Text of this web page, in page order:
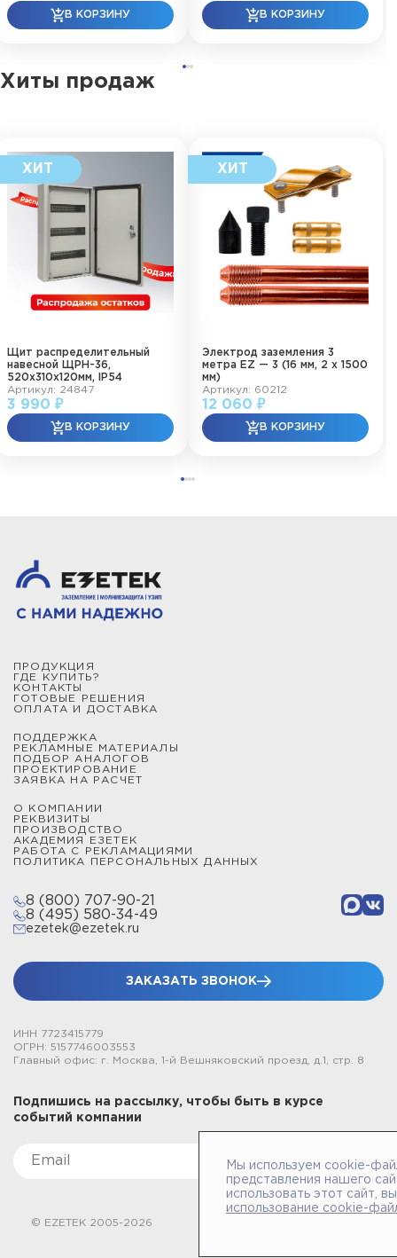
Хиты продаж
Щит распределительный
навесной ЩРН-36,
520х310х120мм, IP54
Артикул: 24847
3 990 ₽
Электрод заземления 3
метра EZ — 3 (16 мм, 2 х 1500
мм)
Артикул: 60212
12 060 ₽
ПРОДУКЦИЯ
ГДЕ КУПИТЬ?
КОНТАКТЫ
ГОТОВЫЕ РЕШЕНИЯ
ОПЛАТА И ДОСТАВКА
ПОДДЕРЖКА
РЕКЛАМНЫЕ МАТЕРИАЛЫ
ПОДБОР АНАЛОГОВ
ПРОЕКТИРОВАНИЕ
ЗАЯВКА НА РАСЧЕТ
О КОМПАНИИ
РЕКВИЗИТЫ
ПРОИЗВОДСТВО
АКАДЕМИЯ ЕЗЕТЕК
РАБОТА С РЕКЛАМАЦИЯМИ
ПОЛИТИКА ПЕРСОНАЛЬНЫХ ДАННЫХ
8 (800) 707-90-21
8 (495) 580-34-49
ezetek@ezetek.ru
ЗАКАЗАТЬ ЗВОНОК
ИНН 7723415779
ОГРН: 5157746003553
Главный офис: г. Москва, 1-й Вешняковский проезд, д.1, стр. 8
Подпишись на рассылку, чтобы быть в курсе
событий компании
© EZETEK 2005-2026
Мы используем cookie-
представления нашего
использовать этот сайт,
использование cookie-